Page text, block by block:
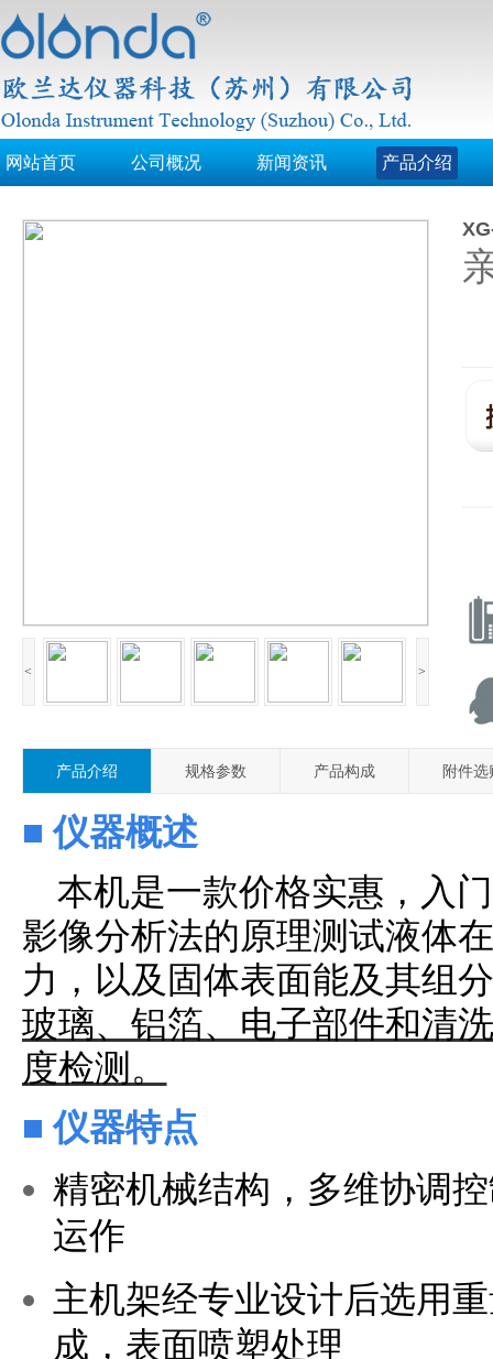
网站首页 公司概况 新闻资讯 产品介绍
< >
产品介绍 规格参数 产品构成 附件选
■仪器概述
本机是一款价格实惠，入
影像分析法的原理测试液体
力，以及固体表面能及其组
玻璃、铝箔、电子部件和清
度检测。
■仪器特点
精密机械结构，多维协调
运作
主机架经专业设计后选用
成，表面喷塑处理